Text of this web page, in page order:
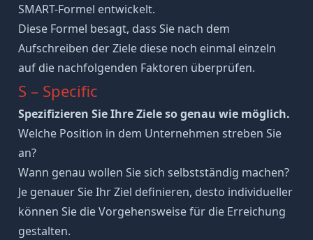
SMART-Formel entwickelt.
Diese Formel besagt, dass Sie nach dem
Aufschreiben der Ziele diese noch einmal einzeln
auf die nachfolgenden Faktoren überprüfen.
S – Specific
Spezifizieren Sie Ihre Ziele so genau wie möglich.
Welche Position in dem Unternehmen streben Sie
an?
Wann genau wollen Sie sich selbstständig machen?
Je genauer Sie Ihr Ziel definieren, desto individueller
können Sie die Vorgehensweise für die Erreichung
gestalten.